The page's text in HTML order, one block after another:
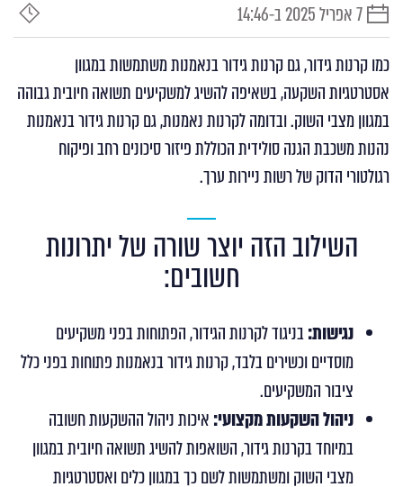
זמן
קריאה
תאריך
פרסום
7 אפריל 2025 ב-14:46
כמו קרנות גידור, גם קרנות גידור בנאמנות משתמשות במגוון
אסטרטגיות השקעה, בשאיפה להשיג למשקיעים תשואה חיובית גבוהה
במגוון מצבי השוק. ובדומה לקרנות נאמנות, גם קרנות גידור בנאמנות
נהנות משכבת הגנה סולידית הכוללת פיזור סיכונים רחב ופיקוח
רגולטורי הדוק של רשות ניירות ערך.
השילוב הזה יוצר שורה של יתרונות
חשובים:
נגישות:בניגוד לקרנות הגידור, הפתוחות בפני משקיעים
מוסדיים וכשירים בלבד, קרנות גידור בנאמנות פתוחות בפני כלל
ציבור המשקיעים.
ניהול השקעות מקצועי: איכות ניהול ההשקעות חשובה
במיוחד בקרנות גידור, השואפות להשיג תשואה חיובית במגוון
מצבי השוק ומשתמשות לשם כך במגוון כלים ואסטרטגיות